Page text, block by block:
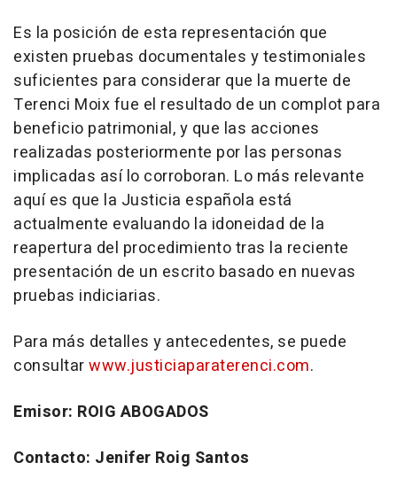
Es la posición de esta representación que
existen pruebas documentales y testimoniales
suficientes para considerar que la muerte de
Terenci Moix fue el resultado de un complot para
beneficio patrimonial, y que las acciones
realizadas posteriormente por las personas
implicadas así lo corroboran. Lo más relevante
aquí es que la Justicia española está
actualmente evaluando la idoneidad de la
reapertura del procedimiento tras la reciente
presentación de un escrito basado en nuevas
pruebas indiciarias.
Para más detalles y antecedentes, se puede
consultarwww.justiciaparaterenci.com.
Emisor: ROIG ABOGADOS
Contacto: Jenifer Roig Santos